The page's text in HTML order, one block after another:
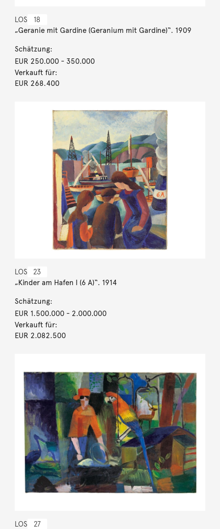
LOS 18
„Geranie mit Gardine (Geranium mit Gardine)“. 1909
Schätzung:
EUR 250.000- 350.000
Verkauft für:
EUR 268.400
LOS 23
„Kinder am Hafen I (6 A)“. 1914
Schätzung:
EUR 1.500.000- 2.000.000
Verkauft für:
EUR 2.082.500
LOS 27